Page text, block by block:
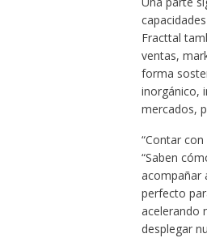
Fracttal
ventas,
forma
inorgánico,
mercados,
“Contar
“Saben
acompañar
perfecto
acelerando
desplegar